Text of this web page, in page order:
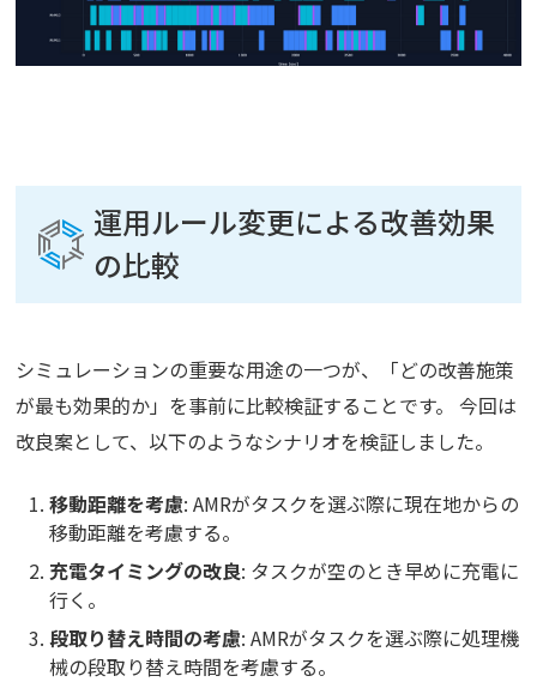
運用ルール変更による改善効果
の比較
シミュレーションの重要な用途の一つが、「どの改善施策
が最も効果的か」を事前に比較検証することです。 今回は
改良案として、以下のようなシナリオを検証しました。
移動距離を考慮: AMRがタスクを選ぶ際に現在地からの
移動距離を考慮する。
充電タイミングの改良: タスクが空のとき早めに充電に
行く。
段取り替え時間の考慮: AMRがタスクを選ぶ際に処理機
械の段取り替え時間を考慮する。